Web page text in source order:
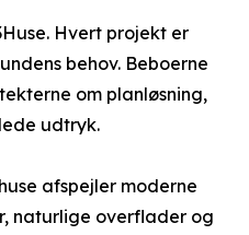
Hvert projekt er
behov. Beboerne
om planløsning,
udtryk.
afspejler moderne
naturlige overflader og